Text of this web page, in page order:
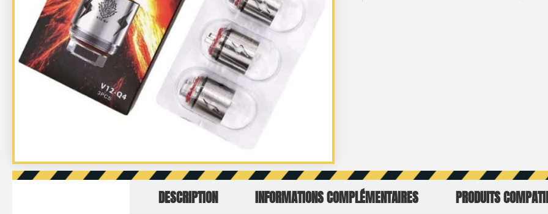
DESCRIPTION INFORMATIONS COMPLÉMENTAIRES PRODUITS